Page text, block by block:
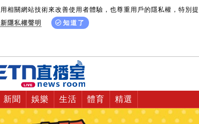
相關網站技術來改善使用者體驗，也尊重用戶的隱私權，特別提
隱私權聲明
知道了
新聞 娛樂 生活 體育 精選